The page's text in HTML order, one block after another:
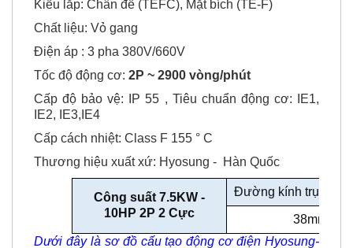
Kiểu lắp: Chân đế (TEFC), Mặt bích (TE-F)
Chất liệu: Vỏ gang
Điện áp : 3 pha 380V/660V
Tốc độ động cơ: 2P ~ 2900 vòng/phút
Cấp độ bảo vệ: IP 55 , Tiêu chuẩn động cơ: IE1,
IE2, IE3,IE4
Cấp cách nhiệt: Class F 155 ° C
Thương hiệu xuất xứ: Hyosung - Hàn Quốc
Công suất 7.5KW -
10HP 2P 2 Cực
Đường kính trục
38mm